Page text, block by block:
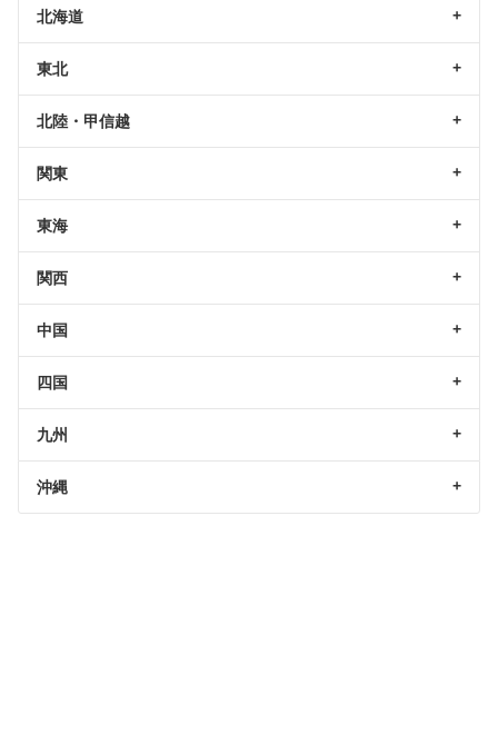
北海道
東北
北陸・甲信越
関東
東海
関西
中国
四国
九州
沖縄